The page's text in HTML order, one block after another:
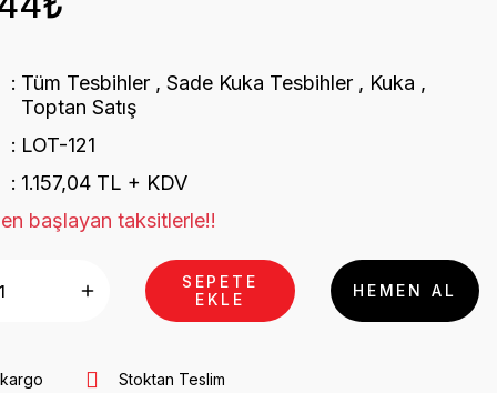
Tüm Tesbihler , Sade Kuka Tesbihler , Kuka ,
Toptan Satış
LOT-121
1.157,04 TL + KDV
başlayan taksitlerle!!
SEPETE
EKLE
HEMEN AL
Stoktan Teslim